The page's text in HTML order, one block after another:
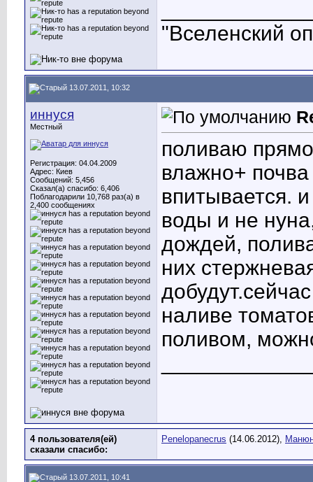
"Вселенский
13.07.2011, 10:32
иннуся
Местный
Регистрация: 04.04.2009
Адрес: Киев
Сообщений: 5,456
Сказал(а) спасибо: 6,406
Поблагодарили 10,768 раз(а) в
2,400 сообщениях
поливаю
влажно+
впитывается.
воды и не
дождей,
них
наливе
поливом,
4 пользователя(ей)
сказали cпасибо:
Penelopanecrus (14.06.2012),
13.07.2011, 10:41